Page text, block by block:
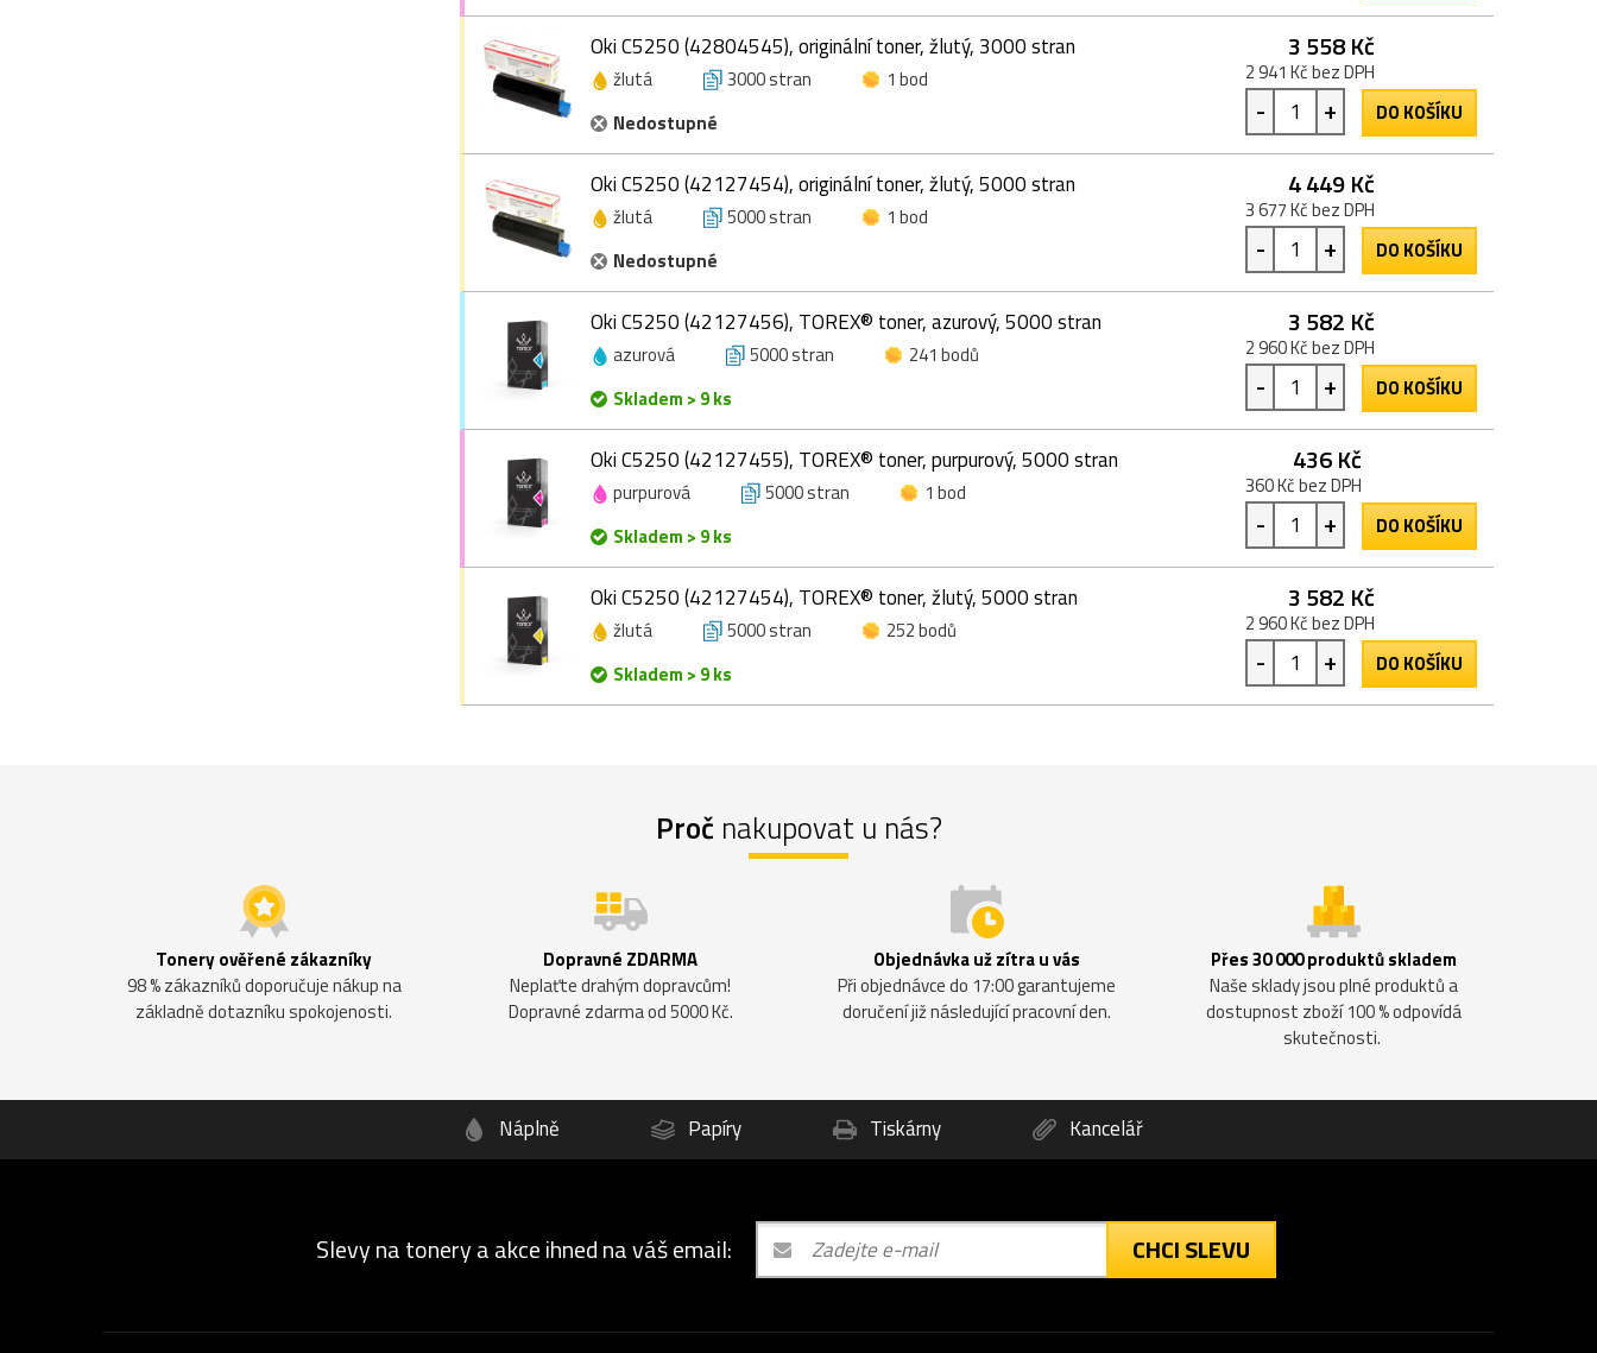
Oki C5250 (42804545), originální toner, žlutý, 3000 stran
žlutá 3000 stran
1 bod
Nedostupné
3 558 Kč
2 941 Kč bez DPH
- + DO KOŠÍKU
Oki C5250 (42127454), originální toner, žlutý, 5000 stran
žlutá 5000 stran
1 bod
Nedostupné
4 449 Kč
3 677 Kč bez DPH
- + DO KOŠÍKU
Oki C5250 (42127456), TOREX® toner, azurový, 5000 stran
azurová 5000 stran
241 bodů
Skladem > 9 ks
3 582 Kč
2 960 Kč bez DPH
- + DO KOŠÍKU
Oki C5250 (42127455), TOREX® toner, purpurový, 5000 stran
purpurová 5000 stran
1 bod
Skladem > 9 ks
436 Kč
360 Kč bez DPH
- + DO KOŠÍKU
Oki C5250 (42127454), TOREX® toner, žlutý, 5000 stran
žlutá 5000 stran
252 bodů
Skladem > 9 ks
3 582 Kč
2 960 Kč bez DPH
- + DO KOŠÍKU
Proč nakupovat u nás?
Tonery ověřené zákazníky
98 % zákazníků doporučuje nákup na
základně dotazníku spokojenosti.
Dopravné ZDARMA
Neplaťte drahým dopravcům!
Dopravné zdarma od 5000 Kč.
Objednávka už zítra u vás
Při objednávce do 17:00 garantujeme
doručení již následující pracovní den.
Přes 30 000 produktů skladem
Naše sklady jsou plné produktů a
dostupnost zboží 100 % odpovídá
skutečnosti.
Náplně Papíry Tiskárny Kancelář
Slevy na tonery a akce ihned na váš email: CHCI SLEVU